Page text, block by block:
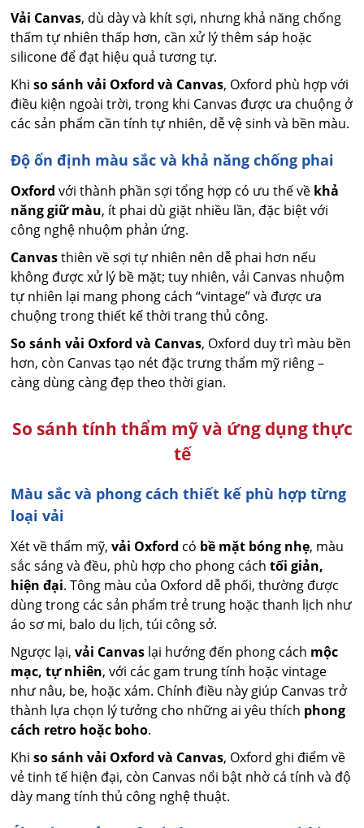
Vải Canvas, dù dày và khít sợi, nhưng khả năng chống
thấm tự nhiên thấp hơn, cần xử lý thêm sáp hoặc
silicone để đạt hiệu quả tương tự.
Khiso sánh vải Oxford và Canvas, Oxford phù hợp với
điều kiện ngoài trời, trong khi Canvas được ưa chuộng ở
các sản phẩm cần tính tự nhiên, dễ vệ sinh và bền màu.
Độ ổn định màu sắc và khả năng chống phai
Oxford với thành phần sợi tổng hợp có ưu thế về khả
năng giữ màu, ít phai dù giặt nhiều lần, đặc biệt với
công nghệ nhuộm phản ứng.
Canvasthiên về sợi tự nhiên nên dễ phai hơn nếu
không được xử lý bề mặt; tuy nhiên, vải Canvas nhuộm
tự nhiên lại mang phong cách “vintage” và được ưa
chuộng trong thiết kế thời trang thủ công.
So sánh vải Oxford và Canvas, Oxford duy trì màu bền
hơn, còn Canvas tạo nét đặc trưng thẩm mỹ riêng –
càng dùng càng đẹp theo thời gian.
So sánh tính thẩm mỹ và ứng dụng thực
tế
Màu sắc và phong cách thiết kế phù hợp từng
loại vải
Xét về thẩm mỹ,vải Oxford có bề mặt bóng nhẹ, màu
sắc sáng và đều, phù hợp cho phong cáchtối giản,
hiện đại. Tông màu của Oxford dễ phối, thường được
dùng trong các sản phẩm trẻ trung hoặc thanh lịch như
áo sơ mi, balo du lịch, túi công sở.
Ngược lại,vải Canvas lại hướng đến phong cách mộc
mạc, tự nhiên, với các gam trung tính hoặc vintage
như nâu, be, hoặc xám. Chính điều này giúp Canvas trở
thành lựa chọn lý tưởng cho những ai yêu thích phong
cách retro hoặc boho.
Khiso sánh vải Oxford và Canvas, Oxford ghi điểm về
vẻ tinh tế hiện đại, còn Canvas nổi bật nhờ cá tính và độ
dày mang tính thủ công nghệ thuật.